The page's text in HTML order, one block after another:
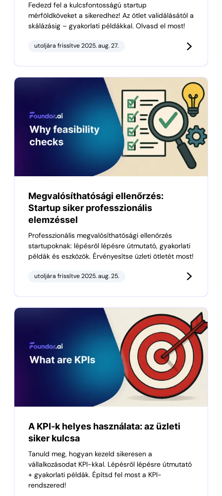
Fedezd fel a kulcsfontosságú startup
mérföldköveket a sikeredhez! Az ötlet validálásától a
skálázásig – gyakorlati példákkal. Olvasd el most!
utoljára frissítve 2025. aug. 27.
Megvalósíthatósági ellenőrzés:
Startup siker professzionális
elemzéssel
Professzionális megvalósíthatósági ellenőrzés
startupoknak: lépésről lépésre útmutató, gyakorlati
példák és eszközök. Érvényesítse üzleti ötletét most!
utoljára frissítve 2025. aug. 25.
A KPI-k helyes használata: az üzleti
siker kulcsa
Tanuld meg, hogyan kezeld sikeresen a
vállalkozásodat KPI-kkal. Lépésről lépésre útmutató
+ gyakorlati példák. Építsd fel most a KPI-
rendszered!